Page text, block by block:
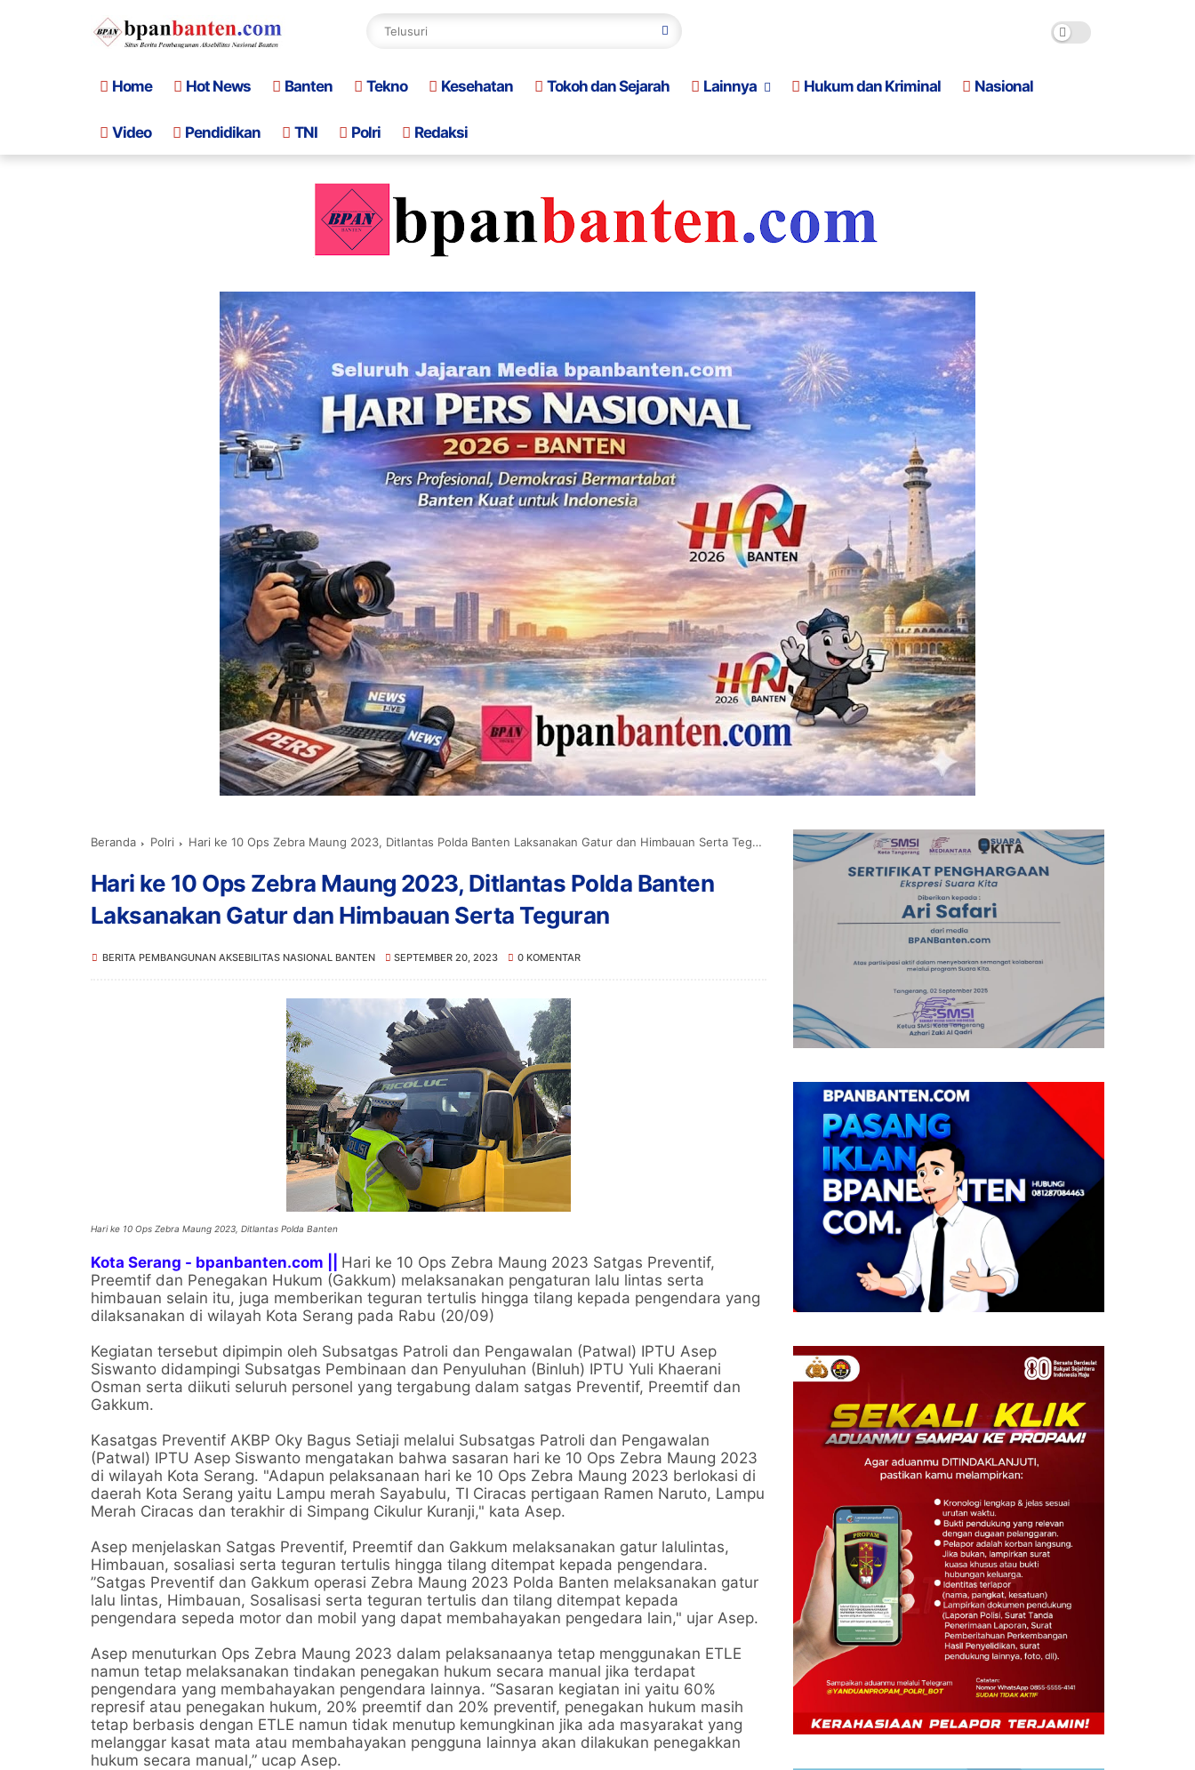
Home Hot News Banten Tekno Kesehatan Tokoh dan Sejarah Lainnya Hukum dan Kriminal Nasional
Video Pendidikan TNI Polri Redaksi
Beranda Polri Hari ke 10 Ops Zebra Maung 2023, Ditlantas Polda Banten Laksanakan Gatur dan Himbauan Serta Teguran
Hari ke 10 Ops Zebra Maung 2023, Ditlantas Polda Banten
Laksanakan Gatur dan Himbauan Serta Teguran
BERITA PEMBANGUNAN AKSEBILITAS NASIONAL BANTEN SEPTEMBER 20, 2023 0 KOMENTAR
Hari ke 10 Ops Zebra Maung 2023, Ditlantas Polda Banten
Kota Serang - bpanbanten.com || Hari ke 10 Ops Zebra Maung 2023 Satgas Preventif,
Preemtif dan Penegakan Hukum (Gakkum) melaksanakan pengaturan lalu lintas serta
himbauan selain itu, juga memberikan teguran tertulis hingga tilang kepada pengendara yang
dilaksanakan di wilayah Kota Serang pada Rabu (20/09)
Kegiatan tersebut dipimpin oleh Subsatgas Patroli dan Pengawalan (Patwal) IPTU Asep
Siswanto didampingi Subsatgas Pembinaan dan Penyuluhan (Binluh) IPTU Yuli Khaerani
Osman serta diikuti seluruh personel yang tergabung dalam satgas Preventif, Preemtif dan
Gakkum.
Kasatgas Preventif AKBP Oky Bagus Setiaji melalui Subsatgas Patroli dan Pengawalan
(Patwal) IPTU Asep Siswanto mengatakan bahwa sasaran hari ke 10 Ops Zebra Maung 2023
di wilayah Kota Serang. "Adapun pelaksanaan hari ke 10 Ops Zebra Maung 2023 berlokasi di
daerah Kota Serang yaitu Lampu merah Sayabulu, TI Ciracas pertigaan Ramen Naruto, Lampu
Merah Ciracas dan terakhir di Simpang Cikulur Kuranji," kata Asep.
Asep menjelaskan Satgas Preventif, Preemtif dan Gakkum melaksanakan gatur lalulintas,
Himbauan, sosaliasi serta teguran tertulis hingga tilang ditempat kepada pengendara.
”Satgas Preventif dan Gakkum operasi Zebra Maung 2023 Polda Banten melaksanakan gatur
lalu lintas, Himbauan, Sosalisasi serta teguran tertulis dan tilang ditempat kepada
pengendara sepeda motor dan mobil yang dapat membahayakan pengedara lain," ujar Asep.
Asep menuturkan Ops Zebra Maung 2023 dalam pelaksanaanya tetap menggunakan ETLE
namun tetap melaksanakan tindakan penegakan hukum secara manual jika terdapat
pengendara yang membahayakan pengendara lainnya. “Sasaran kegiatan ini yaitu 60%
represif atau penegakan hukum, 20% preemtif dan 20% preventif, penegakan hukum masih
tetap berbasis dengan ETLE namun tidak menutup kemungkinan jika ada masyarakat yang
melanggar kasat mata atau membahayakan pengguna lainnya akan dilakukan penegakkan
hukum secara manual,” ucap Asep.